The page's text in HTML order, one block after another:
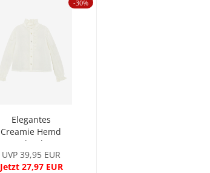
-30%
Elegantes
Creamie Hemd
Cloud
UVP 39,95 EUR
Jetzt 27,97 EUR